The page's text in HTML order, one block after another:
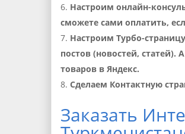
Настроим онлайн-
сможете сами оплатить,
Настроим Турбо-
постов (новостей,
товаров в Яндекс.
Сделаем Контактную
Заказать